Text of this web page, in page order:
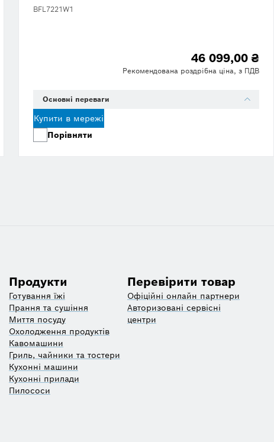
BFL7221W1
46 099,00 ₴
Рекомендована роздрібна ціна, з ПДВ
Основні переваги
Купити в мережі
Порівняти
Продукти
Готування їжі
Прання та сушіння
Миття посуду
Охолодження продуктів
Кавомашини
Гриль, чайники та тостери
Кухонні машини
Кухонні прилади
Пилососи
Перевірити товар
Офіційні онлайн партнери
Авторизовані сервісні
центри